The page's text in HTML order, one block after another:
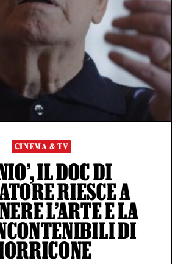
CINEMA & TV
IL DOC DI
RIESCE A
L’ARTE E LA
DI